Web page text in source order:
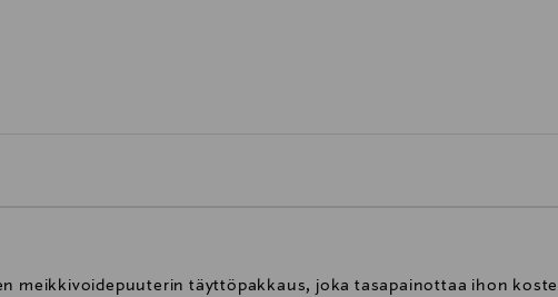
meikkivoidepuuterin täyttöpakkaus, joka tasapainottaa ihon